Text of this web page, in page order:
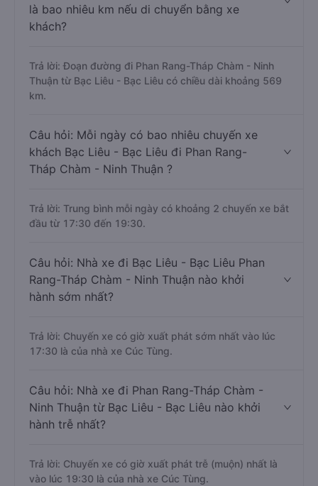
là bao nhiêu km nếu di chuyển bằng xe
khách?
Trả lời: Đoạn đường đi Phan Rang-Tháp Chàm - Ninh
Thuận từ Bạc Liêu - Bạc Liêu có chiều dài khoảng 569
km.
Câu hỏi: Mỗi ngày có bao nhiêu chuyến xe
khách Bạc Liêu - Bạc Liêu đi Phan Rang-
Tháp Chàm - Ninh Thuận ?
Trả lời: Trung bình mỗi ngày có khoảng 2 chuyến xe bắt
đầu từ 17:30 đến 19:30.
Câu hỏi: Nhà xe đi Bạc Liêu - Bạc Liêu Phan
Rang-Tháp Chàm - Ninh Thuận nào khởi
hành sớm nhất?
Trả lời: Chuyến xe có giờ xuất phát sớm nhất vào lúc
17:30 là của nhà xe Cúc Tùng.
Câu hỏi: Nhà xe đi Phan Rang-Tháp Chàm -
Ninh Thuận từ Bạc Liêu - Bạc Liêu nào khởi
hành trễ nhất?
Trả lời: Chuyến xe có giờ xuất phát trễ (muộn) nhất là
vào lúc 19:30 là của nhà xe Cúc Tùng.